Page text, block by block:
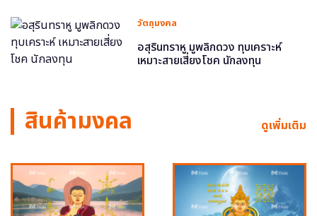
วัตถุมงคล
อสุรินทราหู มูพลิกดวง ทุบเคราะห์
เหมาะสายเสี่ยงโชค นักลงทุน
สินค้ามงคล ดูเพิ่มเติม